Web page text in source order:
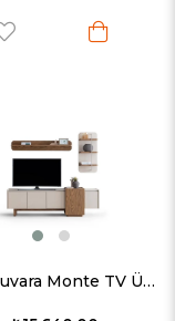
Kona Duvara Monte TV Ünitesi